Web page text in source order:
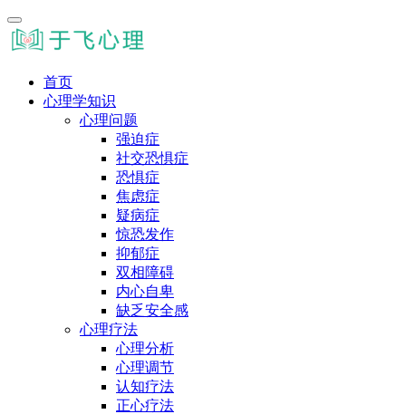
首页
心理学知识
心理问题
强迫症
社交恐惧症
恐惧症
焦虑症
疑病症
惊恐发作
抑郁症
双相障碍
内心自卑
缺乏安全感
心理疗法
心理分析
心理调节
认知疗法
正心疗法